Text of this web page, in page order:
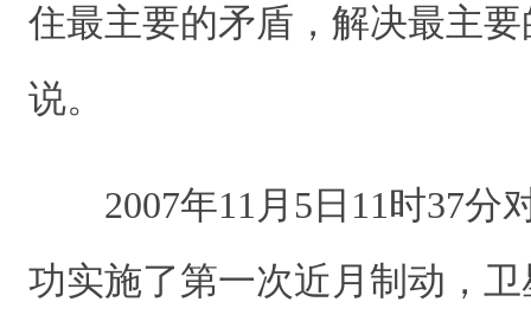
住最主要的矛盾，解决最主
说。
2007年11月5日11时37分
功实施了第一次近月制动，